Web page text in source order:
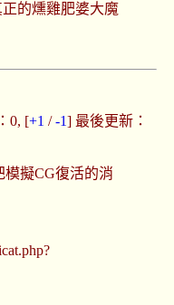
的燻雞肥婆大魔
0, [+1 /-1] 最後更新：
模擬CG復活的消